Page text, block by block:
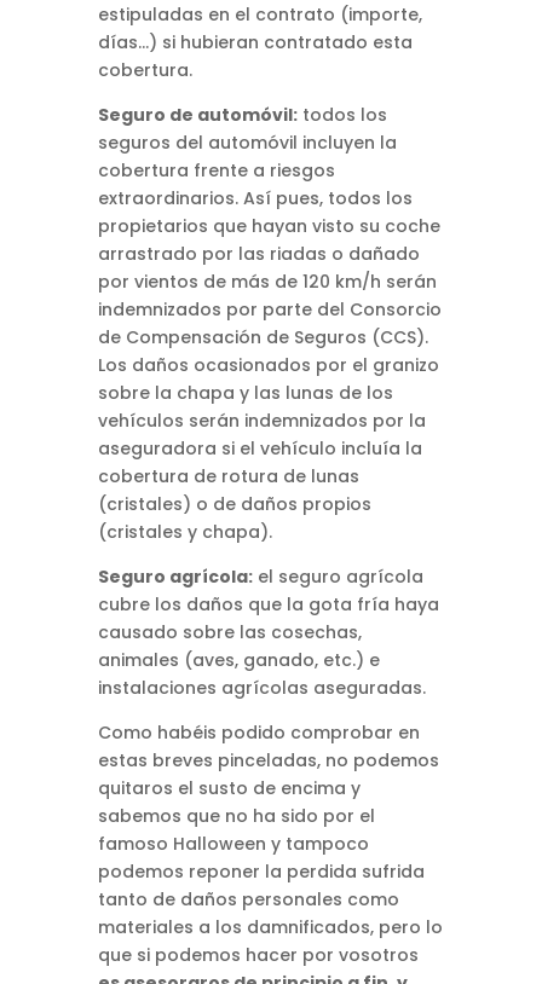
estipuladas en el contrato (importe,
días…) si hubieran contratado esta
cobertura.
Seguro de automóvil:todos los
seguros del automóvil incluyen la
cobertura frente a riesgos
extraordinarios. Así pues, todos los
propietarios que hayan visto su coche
arrastrado por las riadas o dañado
por vientos de más de 120 km/h serán
indemnizados por parte del Consorcio
de Compensación de Seguros (CCS).
Los daños ocasionados por el granizo
sobre la chapa y las lunas de los
vehículos serán indemnizados por la
aseguradora si el vehículo incluía la
cobertura de rotura de lunas
(cristales) o de daños propios
(cristales y chapa).
Seguro agrícola:el seguro agrícola
cubre los daños que la gota fría haya
causado sobre las cosechas,
animales (aves, ganado, etc.) e
instalaciones agrícolas aseguradas.
Como habéis podido comprobar en
estas breves pinceladas, no podemos
quitaros el susto de encima y
sabemos que no ha sido por el
famoso Halloween y tampoco
podemos reponer la perdida sufrida
tanto de daños personales como
materiales a los damnificados, pero lo
que si podemos hacer por vosotros